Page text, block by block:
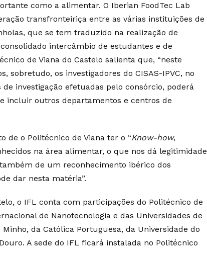
como a alimentar. O Iberian FoodTec Lab
transfronteiriça entre as várias instituições de
que se tem traduzido na realização de
intercâmbio de estudantes e de
de Viana do Castelo salienta que, “neste
sobretudo, os investigadores do CISAS-IPVC, no
investigação efetuadas pelo consórcio, poderá
incluir outros departamentos e centros de
de o Politécnico de Viana ter o “Know-how,
na área alimentar, o que nos dá legitimidade
de um reconhecimento ibérico dos
dar nesta matéria”.
o IFL conta com participações do Politécnico de
de Nanotecnologia e das Universidades de
da Católica Portuguesa, da Universidade do
A sede do IFL ficará instalada no Politécnico